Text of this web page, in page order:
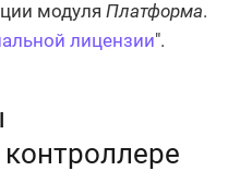
модуля Платформа.
лицензии".